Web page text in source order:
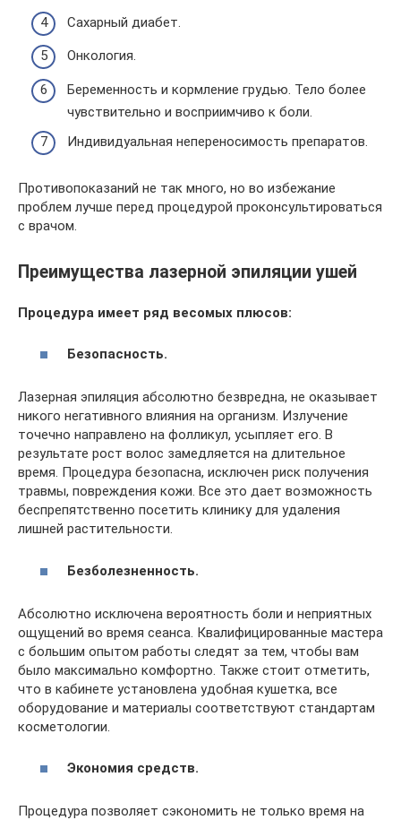
Сахарный диабет.
Онкология.
Беременность и кормление грудью. Тело более
чувствительно и восприимчиво к боли.
Индивидуальная непереносимость препаратов.
Противопоказаний не так много, но во избежание
проблем лучше перед процедурой проконсультироваться
с врачом.
Преимущества лазерной эпиляции ушей
Процедура имеет ряд весомых плюсов:
Безопасность.
Лазерная эпиляция абсолютно безвредна, не оказывает
никого негативного влияния на организм. Излучение
точечно направлено на фолликул, усыпляет его. В
результате рост волос замедляется на длительное
время. Процедура безопасна, исключен риск получения
травмы, повреждения кожи. Все это дает возможность
беспрепятственно посетить клинику для удаления
лишней растительности.
Безболезненность.
Абсолютно исключена вероятность боли и неприятных
ощущений во время сеанса. Квалифицированные мастера
с большим опытом работы следят за тем, чтобы вам
было максимально комфортно. Также стоит отметить,
что в кабинете установлена удобная кушетка, все
оборудование и материалы соответствуют стандартам
косметологии.
Экономия средств.
Процедура позволяет сэкономить не только время на